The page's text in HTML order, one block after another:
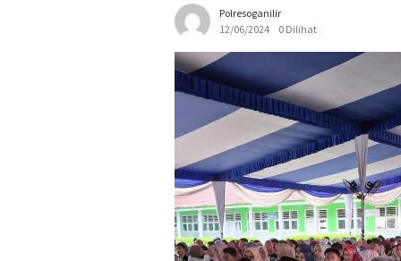
Polresoganilir
12/06/2024
0 Dilihat